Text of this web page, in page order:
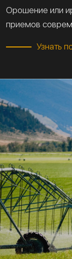
Орошение или
приемов
Узнать